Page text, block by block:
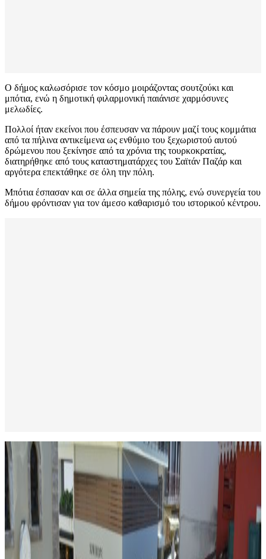
Ο δήμος καλωσόρισε τον κόσμο μοιράζοντας σουτζούκι και
μπότια, ενώ η δημοτική φιλαρμονική παιάνισε χαρμόσυνες
μελωδίες.
Πολλοί ήταν εκείνοι που έσπευσαν να πάρουν μαζί τους κομμάτια
από τα πήλινα αντικείμενα ως ενθύμιο του ξεχωριστού αυτού
δρώμενου που ξεκίνησε από τα χρόνια της τουρκοκρατίας,
διατηρήθηκε από τους καταστηματάρχες του Σαϊτάν Παζάρ και
αργότερα επεκτάθηκε σε όλη την πόλη.
Μπότια έσπασαν και σε άλλα σημεία της πόλης, ενώ συνεργεία του
δήμου φρόντισαν για τον άμεσο καθαρισμό του ιστορικού κέντρου.